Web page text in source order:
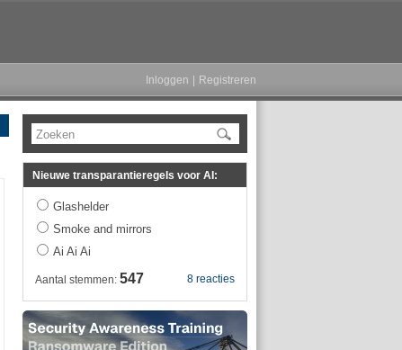
Inloggen Registreren
Zoeken
Nieuwe transparantieregels voor AI:
Glashelder
Smoke and mirrors
Ai Ai Ai
8 reacties
Aantal stemmen: 547